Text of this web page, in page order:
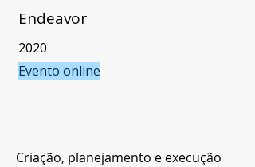
Endeavor
2020
Evento online
Criação, planejamento e execução